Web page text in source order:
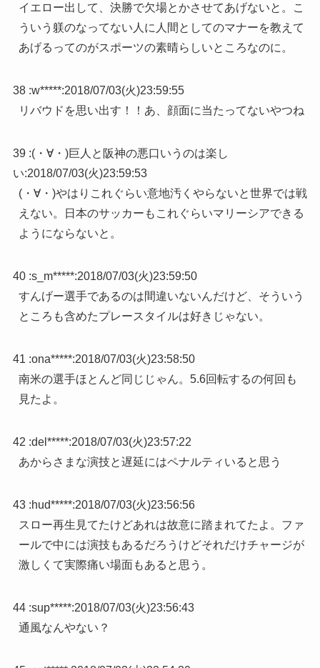
イエロー出して、決勝で欠場とかさせてあげないと。こ
ういう躾のなってない人に人間としてのマナーを教えて
あげるってのがスポーツの素晴らしいところなのに。
38 :w*****:2018/07/03(火)23:59:55
リバウドを思い出す！！あ、顔面に当たってないやつね
39 :(・∀・)巨人と阪神の悪口いうのは楽し
い:2018/07/03(火)23:59:53
(・∀・)やはりこれぐらい意地汚くやらないと世界では戦
えない。日本のサッカーもこれぐらいマリーシアできる
ようにならないと。
40 :s_m*****:2018/07/03(火)23:59:50
すんげー選手であるのは間違いないんだけど、そういう
ところも含めたプレースタイルは好きじゃない。
41 :ona*****:2018/07/03(火)23:58:50
南米の選手ほとんど同じじゃん。5.6回転するの何回も
見たよ。
42 :del*****:2018/07/03(火)23:57:22
あからさまな演技と遅延にはペナルティいると思う
43 :hud*****:2018/07/03(火)23:56:56
スロー再生見てたけどあれは故意に踏まれてたよ。ファ
ールで中には演技もあるだろうけどそれだけチャージが
激しくて実際痛い場面もあると思う。
44 :sup*****:2018/07/03(火)23:56:43
通風なんやない？